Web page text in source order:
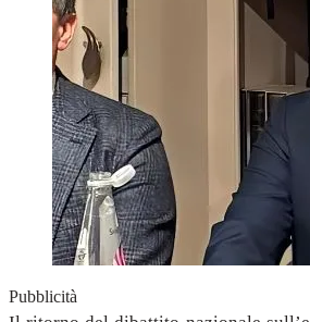
Pubblicità